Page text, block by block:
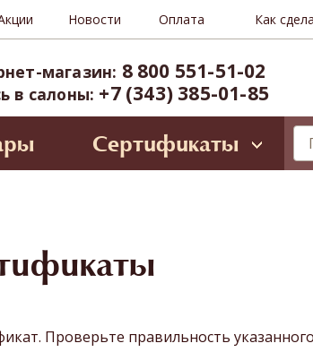
Новости Оплата Как
магазин: 8 800 551-51-02
в салоны: +7 (343) 385-01-85
Сертификаты
Oriental SPA (ул. Б.Ельцина, 8)
СПА-пространство Тайнесс (Вайнера, 60)
Депозиты и VIP-карты
Проверьте правильность